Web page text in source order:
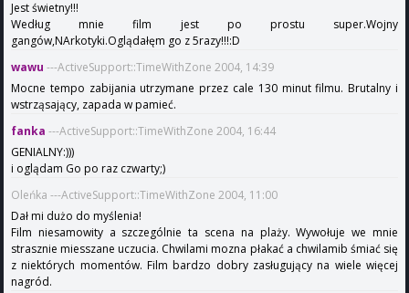
Jest świetny!!!
Według mnie film jest po prostu super.Wojny
gangów,NArkotyki.Oglądałęm go z 5razy!!!:D
wawu ---ActiveSupport::TimeWithZone 2004, 14:39
Mocne tempo zabijania utrzymane przez cale 130 minut filmu. Brutalny i
wstrząsający, zapada w pamieć.
fanka ---ActiveSupport::TimeWithZone 2004, 16:44
GENIALNY:)))
i oglądam Go po raz czwarty;)
Oleńka ---ActiveSupport::TimeWithZone 2004, 11:00
Dał mi dużo do myślenia!
Film niesamowity a szczególnie ta scena na plaży. Wywołuje we mnie
strasznie miesszane uczucia. Chwilami mozna płakać a chwilamib śmiać się
z niektórych momentów. Film bardzo dobry zasługujący na wiele więcej
nagród.